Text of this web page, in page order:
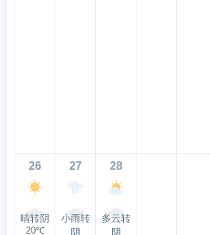
26
晴转阴
20℃
27
小雨转
阴
28
多云转
阴